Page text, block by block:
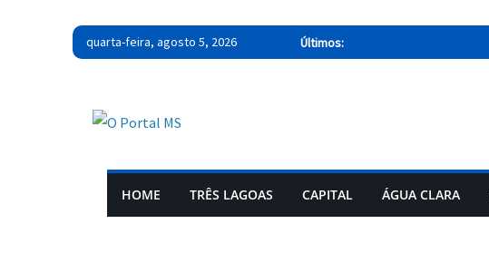
quarta-feira, agosto 5, 2026 Últimos:
HOME TRÊS LAGOAS CAPITAL ÁGUA CLARA